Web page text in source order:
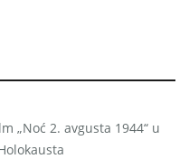
„Noć 2. avgusta 1944“ u